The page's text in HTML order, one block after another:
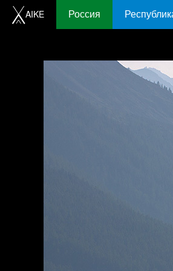
AIKE Россия